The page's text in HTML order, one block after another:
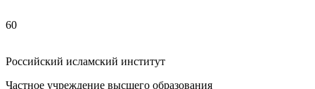
60
Российский исламский институт
Частное учреждение высшего образования